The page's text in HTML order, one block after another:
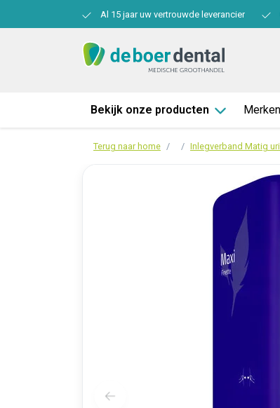
Al 15 jaar uw vertrouwde leverancier
Bekijk onze producten Merken
Terug naar home Inlegverband Matig